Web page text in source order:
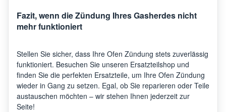
Fazit, wenn die Zündung Ihres Gasherdes nicht
mehr funktioniert
Stellen Sie sicher, dass Ihre Ofen Zündung stets zuverlässig
funktioniert. Besuchen Sie unseren Ersatzteilshop und
finden Sie die perfekten Ersatzteile, um Ihre Ofen Zündung
wieder in Gang zu setzen. Egal, ob Sie reparieren oder Teile
austauschen möchten – wir stehen Ihnen jederzeit zur
Seite!